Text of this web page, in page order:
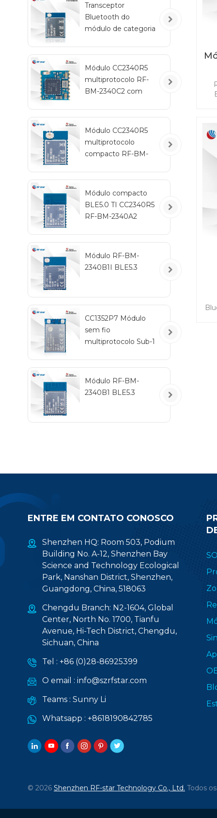
Transceptor
Bluetooth do
módulo de categoria
veículos
Módulo CC2340R5
multiprotocolo RF-
BM-2340C2 com
Módulo CC2340R5
multiprotocolo
compacto RF-BM-
Módulo compacto
BLE5.0 TI CC2340R5
RF-BM-2340A2
Módulo RF-BM-
2340B1I BLE5.3
CC1352P7 Módulo
sem fio
multiprotocolo Sub-1
Módulo RF-BM-
2340B1 BLE5.3
ENTRE EM CONTATO CONOSCO
Shenzhen HQ: Room 503, Podium
Building No. A-12, Shenzhen Bay
Science and Technology Ecological
Park, Nanshan District, Shenzhen,
Guangdong, China, 518063
Chengdu Branch: N2-1604, Global
Center, North No. 1700, Tianfu
Avenue, Hi-Tech District, Chengdu,
Sichuan, China
Tel : +86 (0)28-86925399
O email : info@szrfstar.com
Teams : Sunny Li
Whatsapp : +8618190842785
© 2026 Shenzhen RF-star Technology Co., Ltd. Todos